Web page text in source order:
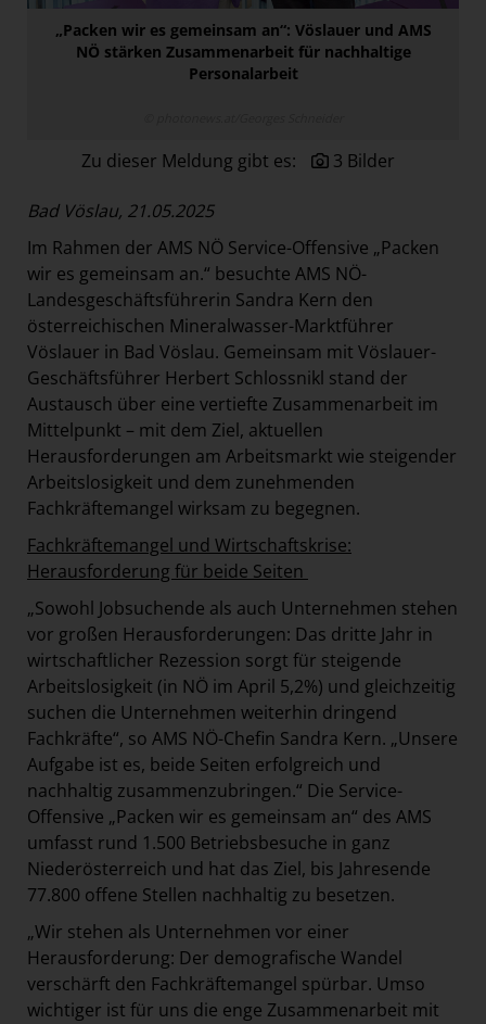
The Companion
Vöslauer
NMK
MEDIA
KONTAKT
„Packen wir es gemeinsam an“: Vöslauer und AMS
NÖ stärken Zusammenarbeit für nachhaltige
Personalarbeit
Zu dieser Meldung gibt es: 3 Bilder
Bad Vöslau, 21.05.2025
Im Rahmen der AMS NÖ Service-Offensive „Packen
wir es gemeinsam an.“ besuchte AMS NÖ-
Landesgeschäftsführerin Sandra Kern den
österreichischen Mineralwasser-Marktführer
Vöslauer in Bad Vöslau. Gemeinsam mit Vöslauer-
Geschäftsführer Herbert Schlossnikl stand der
Austausch über eine vertiefte Zusammenarbeit im
Mittelpunkt – mit dem Ziel, aktuellen
Herausforderungen am Arbeitsmarkt wie steigender
Arbeitslosigkeit und dem zunehmenden
Fachkräftemangel wirksam zu begegnen.
Fachkräftemangel und Wirtschaftskrise:
Herausforderung für beide Seiten
„Sowohl Jobsuchende als auch Unternehmen stehen
vor großen Herausforderungen: Das dritte Jahr in
wirtschaftlicher Rezession sorgt für steigende
Arbeitslosigkeit (in NÖ im April 5,2%) und gleichzeitig
suchen die Unternehmen weiterhin dringend
Fachkräfte“, so AMS NÖ-Chefin Sandra Kern. „Unsere
Aufgabe ist es, beide Seiten erfolgreich und
nachhaltig zusammenzubringen.“ Die Service-
Offensive „Packen wir es gemeinsam an“ des AMS
umfasst rund 1.500 Betriebsbesuche in ganz
Niederösterreich und hat das Ziel, bis Jahresende
77.800 offene Stellen nachhaltig zu besetzen.
„Wir stehen als Unternehmen vor einer
Herausforderung: Der demografische Wandel
verschärft den Fachkräftemangel spürbar. Umso
wichtiger ist für uns die enge Zusammenarbeit mit